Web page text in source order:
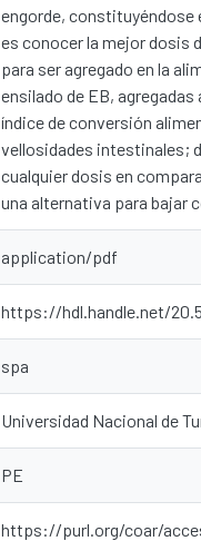
engorde, constituyéndose
es conocer la mejor dosis
para ser agregado en la
ensilado de EB,
índice de conversión
vellosidades intestinales;
cualquier dosis en
una alternativa para bajar
application/pdf
https://hdl.handle.net/
spa
Universidad Nacional de
PE
https://purl.org/coar/